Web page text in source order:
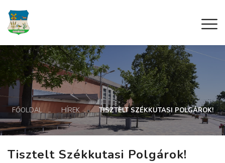
FŐOLDAL HÍREK TISZTELT SZÉKKUTASI POLGÁROK!
Tisztelt Székkutasi Polgárok!